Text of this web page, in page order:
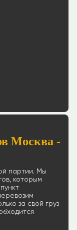
Москва -
партии. Мы
которым
за свой груз